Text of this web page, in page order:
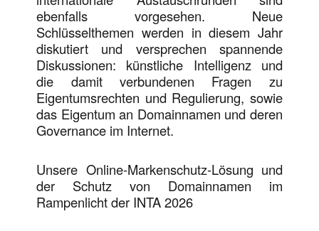
ebenfalls vorgesehen. Neue
Schlüsselthemen werden in diesem Jahr
diskutiert und versprechen spannende
Diskussionen: künstliche Intelligenz und
die damit verbundenen Fragen zu
Eigentumsrechten und Regulierung, sowie
das Eigentum an Domainnamen und deren
Governance im Internet.
Unsere Online-Markenschutz-Lösung und
der Schutz von Domainnamen im
Rampenlicht der INTA 2026